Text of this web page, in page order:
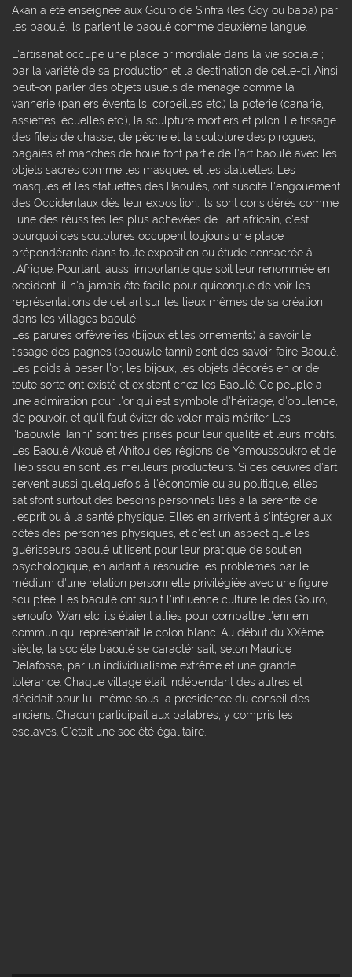
Akan a été enseignée aux Gouro de Sinfra (les Goy ou baba) par
les baoulé. Ils parlent le baoulé comme deuxième langue.
L'artisanat occupe une place primordiale dans la vie sociale ;
par la variété de sa production et la destination de celle-ci. Ainsi
peut-on parler des objets usuels de ménage comme la
vannerie (paniers éventails, corbeilles etc.) la poterie (canarie,
assiettes, écuelles etc.), la sculpture mortiers et pilon. Le tissage
des filets de chasse, de pêche et la sculpture des pirogues,
pagaies et manches de houe font partie de l'art baoulé avec les
objets sacrés comme les masques et les statuettes. Les
masques et les statuettes des Baoulés, ont suscité l'engouement
des Occidentaux dès leur exposition. Ils sont considérés comme
l'une des réussites les plus achevées de l'art africain, c'est
pourquoi ces sculptures occupent toujours une place
prépondérante dans toute exposition ou étude consacrée à
l'Afrique. Pourtant, aussi importante que soit leur renommée en
occident, il n'a jamais été facile pour quiconque de voir les
représentations de cet art sur les lieux mêmes de sa création
dans les villages baoulé.
Les parures orfèvreries (bijoux et les ornements) à savoir le
tissage des pagnes (baouwlé tanni) sont des savoir-faire Baoulé.
Les poids à peser l'or, les bijoux, les objets décorés en or de
toute sorte ont existé et existent chez les Baoulé. Ce peuple a
une admiration pour l'or qui est symbole d'héritage, d'opulence,
de pouvoir, et qu'il faut éviter de voler mais mériter. Les
''baouwlé Tanni" sont très prisés pour leur qualité et leurs motifs.
Les Baoulé Akouè et Ahitou des régions de Yamoussoukro et de
Tiébissou en sont les meilleurs producteurs. Si ces oeuvres d'art
servent aussi quelquefois à l'économie ou au politique, elles
satisfont surtout des besoins personnels liés à la sérénité de
l'esprit ou à la santé physique. Elles en arrivent à s'intégrer aux
côtés des personnes physiques, et c'est un aspect que les
guérisseurs baoulé utilisent pour leur pratique de soutien
psychologique, en aidant à résoudre les problèmes par le
médium d'une relation personnelle privilégiée avec une figure
sculptée. Les baoulé ont subit l'influence culturelle des Gouro,
senoufo, Wan etc. ils étaient alliés pour combattre l'ennemi
commun qui représentait le colon blanc. Au début du XXème
siècle, la société baoulé se caractérisait, selon Maurice
Delafosse, par un individualisme extrême et une grande
tolérance. Chaque village était indépendant des autres et
décidait pour lui-même sous la présidence du conseil des
anciens. Chacun participait aux palabres, y compris les
esclaves. C'était une société égalitaire.